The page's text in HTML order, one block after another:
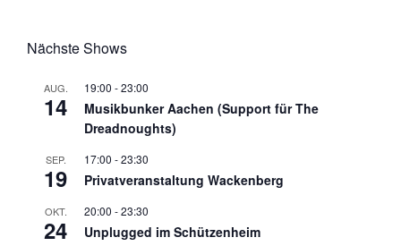
Nächste Shows
AUG.
14
19:00 -23:00
Musikbunker Aachen (Support für The
Dreadnoughts)
SEP.
19
17:00 -23:30
Privatveranstaltung Wackenberg
OKT.
24
20:00 -23:30
Unplugged im Schützenheim